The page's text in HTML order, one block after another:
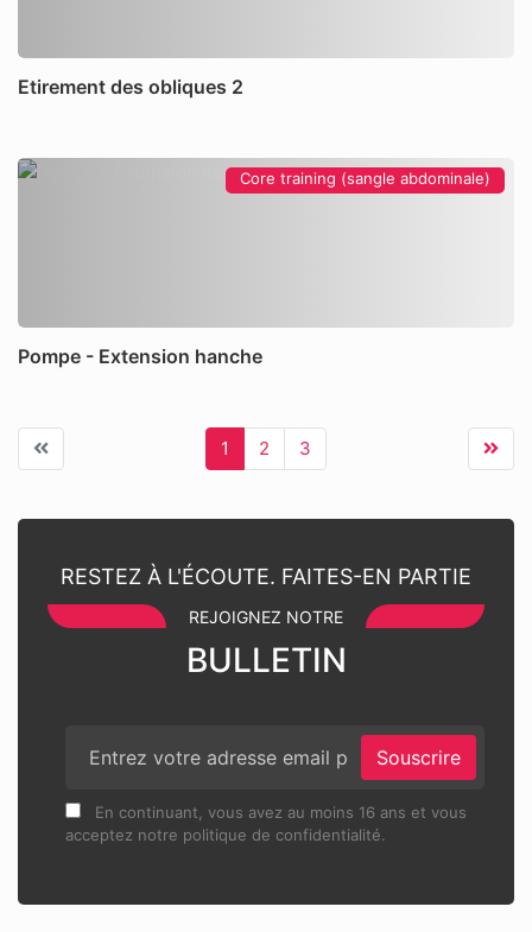
Etirement des obliques 2
Core training (sangle abdominale)
Pompe - Extension hanche
1 2 3
RESTEZ À L'ÉCOUTE. FAITES-EN PARTIE
REJOIGNEZ NOTRE
BULLETIN
Souscrire
En continuant, vous avez au moins 16 ans et vous
acceptez notre politique de confidentialité.